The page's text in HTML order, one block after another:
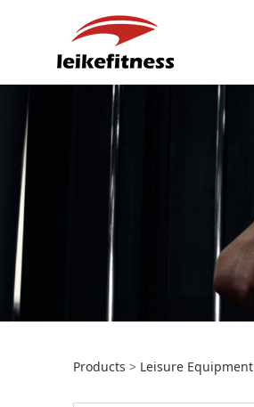
GM6030
Products > Leisure Equipment